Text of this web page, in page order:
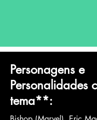
Personagens e
Personalidades
tema**: